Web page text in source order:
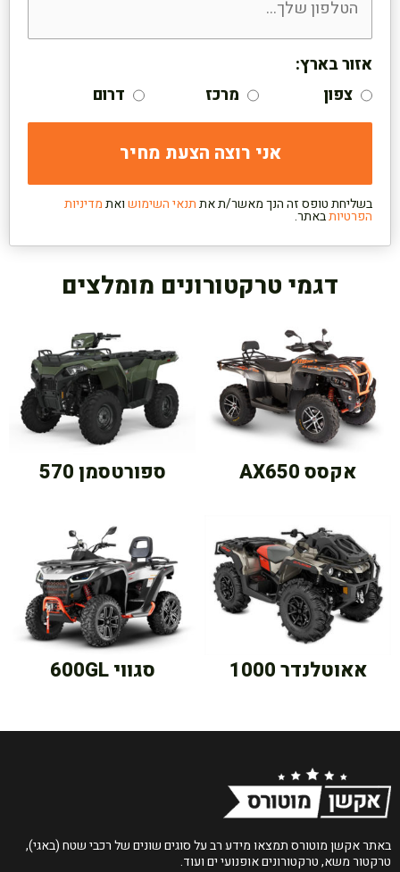
אזור בארץ:
צפון
מרכז דרום
בשליחת טופס זה הנך מאשר/ת אתתנאי השימושואתמדיניות
הפרטיותבאתר.
דגמי טרקטורונים מומלצים
אקסס AX650 ספורטסמן 570
אאוטלנדר 1000 סגווי 600GL
באתר אקשן מוטורס תמצאו מידע רב על סוגים שונים של רכבי שטח (באגי),
טרקטור משא, טרקטורונים אופנועי ים ועוד.